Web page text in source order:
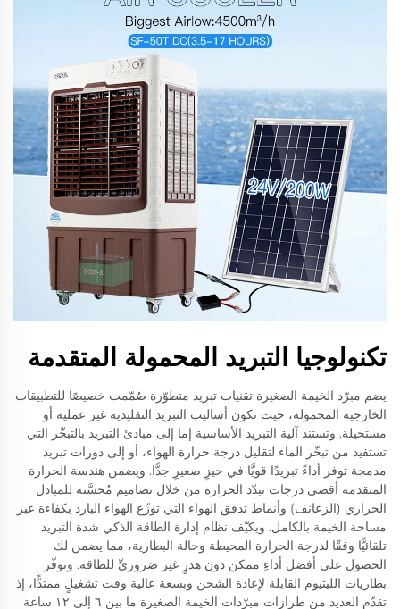
تكنولوجيا التبريد المحمولة المتقدمة
يضم مبرّد الخيمة الصغيرة تقنيات تبريد متطوّرة صُمّمت خصيصًا للتطبيقات
الخارجية المحمولة، حيث تكون أساليب التبريد التقليدية غير عملية أو
مستحيلة. وتستند آلية التبريد الأساسية إما إلى مبادئ التبريد بالتبخّر التي
تستفيد من تبخّر الماء لتقليل درجة حرارة الهواء، أو إلى دورات تبريد
مدمجة توفر أداءً تبريدًا قويًّا في حيزٍ صغيرٍ جدًّا. ويضمن هندسة الحرارة
المتقدمة أقصى درجات تبدّد الحرارة من خلال تصاميم مُحسَّنة للمبادل
الحراري (الزعانف) وأنماط تدفق الهواء التي توزّع الهواء البارد بكفاءة عبر
مساحة الخيمة بالكامل. ويكيّف نظام إدارة الطاقة الذكي شدة التبريد
تلقائيًّا وفقًا لدرجة الحرارة المحيطة وحالة البطارية، مما يضمن لك
الحصول على أفضل أداءٍ ممكن دون هدرٍ غير ضروريٍّ للطاقة. وتوفّر
بطاريات الليثيوم القابلة لإعادة الشحن وبسعة عالية وقت تشغيلٍ ممتدًّا، إذ
تقدّم العديد من طرازات مبرّدات الخيمة الصغيرة ما بين ٦ إلى ١٢ ساعة